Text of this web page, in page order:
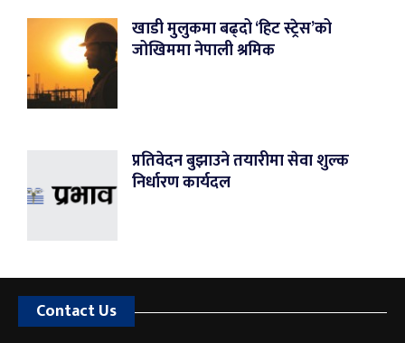
खाडी मुलुकमा बढ्दो ‘हिट स्ट्रेस’को
जोखिममा नेपाली श्रमिक
प्रतिवेदन बुझाउने तयारीमा सेवा शुल्क
निर्धारण कार्यदल
Contact Us